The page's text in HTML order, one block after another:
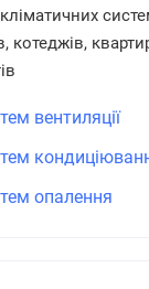
котеджів,
вентиляції
опалення